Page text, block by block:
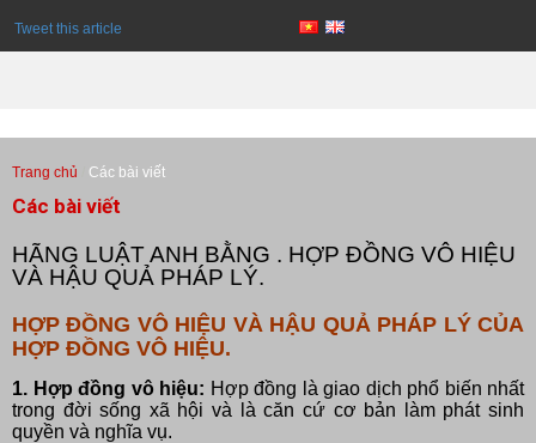
Tweet this article
Trang chủ Các bài viết
Các bài viết
HÃNG LUẬT ANH BẰNG . HỢP ĐỒNG VÔ HIỆU
VÀ HẬU QUẢ PHÁP LÝ.
HỢP ĐỒNG VÔ HIỆU VÀ HẬU QUẢ PHÁP LÝ CỦA
HỢP ĐỒNG VÔ HIỆU.
1. Hợp đồng vô hiệu: Hợp đồng là giao dịch phổ biến nhất
trong đời sống xã hội và là căn cứ cơ bản làm phát sinh
quyền và nghĩa vụ.